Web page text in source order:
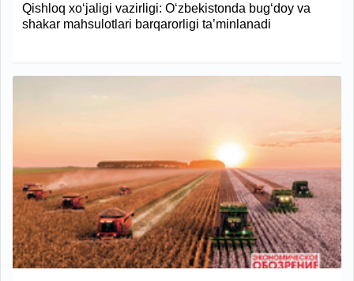
Qishloq xo‘jaligi vazirligi: O‘zbekistonda bug‘doy va
shakar mahsulotlari barqarorligi ta’minlanadi